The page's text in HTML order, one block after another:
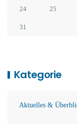
24 25
31
Kategorie
Aktuelles &